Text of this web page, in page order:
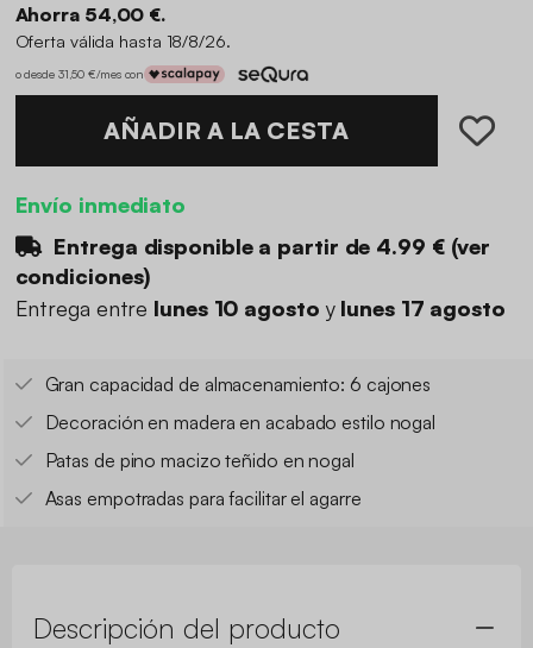
Ahorra 54,00 €.
Oferta válida hasta 18/8/26.
o desde 31,50 €/mes con
AÑADIR A LA CESTA
Envío inmediato
Entrega disponible a partir de 4.99 €(ver
condiciones)
Entrega entre lunes 10 agosto y lunes 17 agosto
Gran capacidad de almacenamiento: 6 cajones
Decoración en madera en acabado estilo nogal
Patas de pino macizo teñido en nogal
Asas empotradas para facilitar el agarre
Descripción del producto